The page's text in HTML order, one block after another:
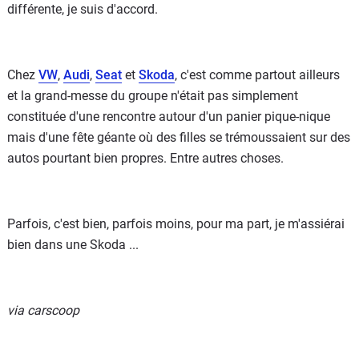
différente, je suis d'accord.
Chez VW, Audi, Seat et Skoda, c'est comme partout ailleurs
et la grand-messe du groupe n'était pas simplement
constituée d'une rencontre autour d'un panier pique-nique
mais d'une fête géante où des filles se trémoussaient sur des
autos pourtant bien propres. Entre autres choses.
Parfois, c'est bien, parfois moins, pour ma part, je m'assiérai
bien dans une Skoda ...
via carscoop